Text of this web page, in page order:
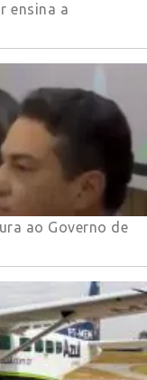
ensina a
ao Governo de